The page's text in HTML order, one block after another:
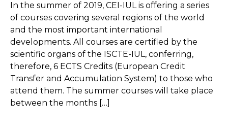
In the summer of 2019, CEI-IUL is offering a series
of courses covering several regions of the world
and the most important international
developments. All courses are certified by the
scientific organs of the ISCTE-IUL, conferring,
therefore, 6 ECTS Credits (European Credit
Transfer and Accumulation System) to those who
attend them. The summer courses will take place
between the months […]